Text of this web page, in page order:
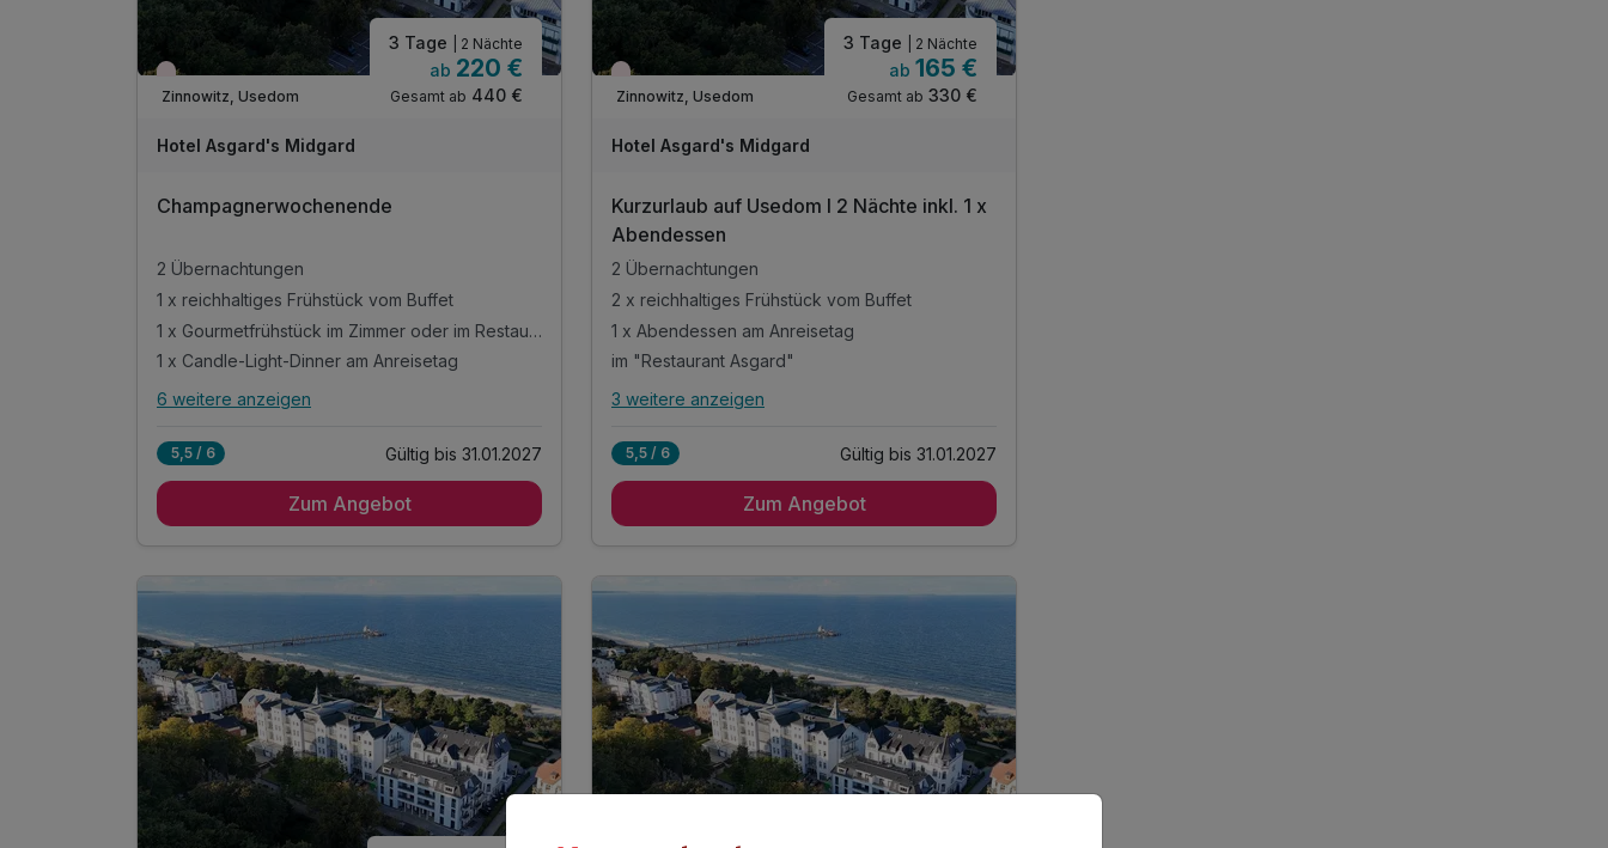
Wieder frei ab November
Zinnowitz, Usedom
3 Tage | 2 Nächte
ab 220 €
Gesamt ab 440 €
Hotel Asgard's Midgard
Champagnerwochenende
2 Übernachtungen
1 x reichhaltiges Frühstück vom Buffet
1 x Gourmetfrühstück im Zimmer oder im Restaurant
1 x Candle-Light-Dinner am Anreisetag
Alle Inklusivleistungen
1 x reichhaltiges Frühstück vom Buffet
1 x Candle-Light-Dinner am Anreisetag
im romantischen "Restaurant Asgard"
1 x 1 Flasche Champagner pro Zimmer
inkl. Bademantel für Ihren Aufenthalt
inkl. Nutzung des Wellnessbereiches
inkl. Nutzung des Tennisplatzes Zinnowitz
inkl. W-LAN Nutzung im Zimmer
6 weitere anzeigen
5,5 / 6 Gültig bis 31.01.2027
Zum Angebot
Wieder frei ab September
Zinnowitz, Usedom
3 Tage | 2 Nächte
ab 165 €
Gesamt ab 330 €
Hotel Asgard's Midgard
Kurzurlaub auf Usedom I 2 Nächte inkl. 1 x
Abendessen
2 Übernachtungen
2 x reichhaltiges Frühstück vom Buffet
1 x Abendessen am Anreisetag
im "Restaurant Asgard"
Alle Inklusivleistungen
2 x reichhaltiges Frühstück vom Buffet
inkl. Nutzung des Wellnessbereiches
inkl. Nutzung des Tennisplatzes Zinnowitz
inkl. W-LAN Nutzung im Zimmer
3 weitere anzeigen
5,5 / 6 Gültig bis 31.01.2027
Zum Angebot